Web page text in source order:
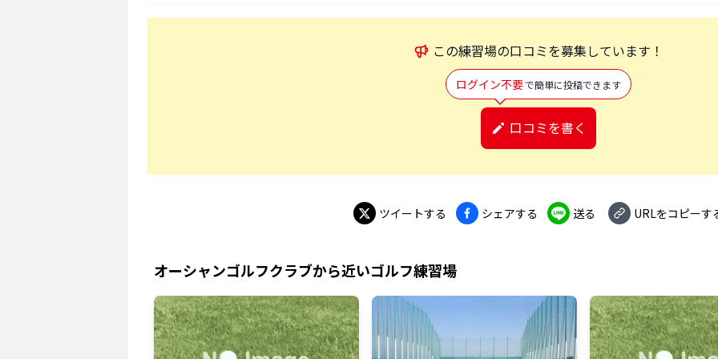
この練習場の口コミを募集しています！
ログイン不要で簡単に投稿できます
口コミを書く
ツイートする シェアする 送る URLをコピーす
オーシャンゴルフクラブから近いゴルフ練習場